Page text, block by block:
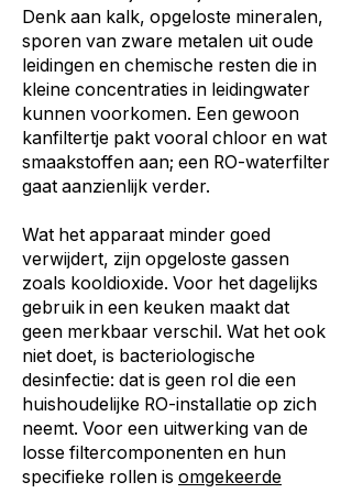
Denk aan kalk, opgeloste mineralen,
sporen van zware metalen uit oude
leidingen en chemische resten die in
kleine concentraties in leidingwater
kunnen voorkomen. Een gewoon
kanfiltertje pakt vooral chloor en wat
smaakstoffen aan; een RO-waterfilter
gaat aanzienlijk verder.
Wat het apparaat minder goed
verwijdert, zijn opgeloste gassen
zoals kooldioxide. Voor het dagelijks
gebruik in een keuken maakt dat
geen merkbaar verschil. Wat het ook
niet doet, is bacteriologische
desinfectie: dat is geen rol die een
huishoudelijke RO-installatie op zich
neemt. Voor een uitwerking van de
losse filtercomponenten en hun
specifieke rollen is omgekeerde